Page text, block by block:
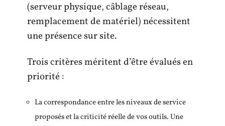
(serveur physique, câblage réseau,
remplacement de matériel) nécessitent
une présence sur site.
Trois critères méritent d’être évalués en
priorité :
La correspondance entre les niveaux de service
proposés et la criticité réelle de vos outils. Une